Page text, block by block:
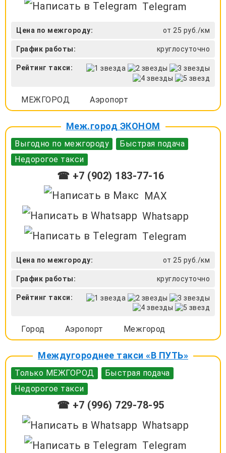
Telegram
Цена по межгороду: от 25 руб./км
График работы: круглосуточно
Рейтинг такси:
МЕЖГОРОД Аэропорт
Меж.город ЭКОНОМ
Выгодно по межгороду
Быстрая подача
Недорогое такси
☎ +7 (902) 183-77-16
MAX
Whatsapp
Telegram
Цена по межгороду: от 25 руб./км
График работы: круглосуточно
Рейтинг такси:
Город Аэропорт Межгород
Междугороднее такси «В ПУТЬ»
Только МЕЖГОРОД
Быстрая подача
Недорогое такси
☎ +7 (996) 729-78-95
Whatsapp
Telegram